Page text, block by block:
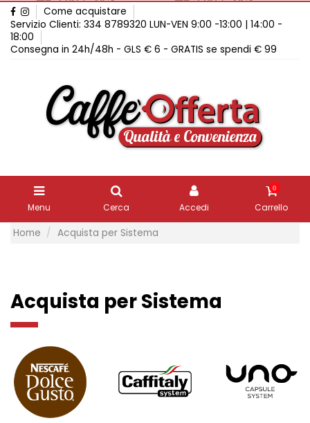
Come acquistare
Servizio Clienti: 334 8789320 LUN-VEN 9:00 -13:00 | 14:00 -
18:00
Consegna in 24h/48h - GLS € 6 - GRATIS se spendi € 99
Menu Cerca Accedi
0
Carrello
Home Acquista per Sistema
Acquista per Sistema